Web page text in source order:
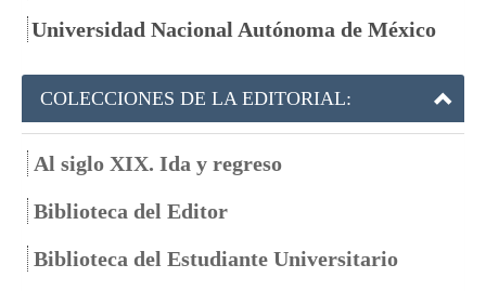
Universidad Nacional Autónoma de México
COLECCIONES DE LA EDITORIAL:
Al siglo XIX. Ida y regreso
Biblioteca del Editor
Biblioteca del Estudiante Universitario